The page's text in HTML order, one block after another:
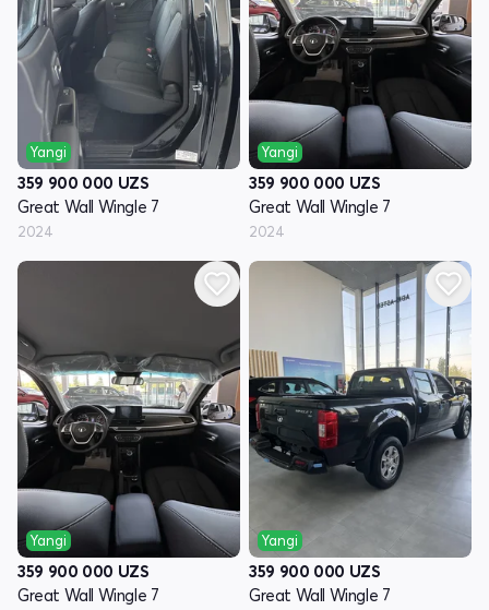
Yangi
359 900 000 UZS
Great Wall Wingle 7
2024
Yangi
359 900 000 UZS
Great Wall Wingle 7
2024
Yangi
359 900 000 UZS
Great Wall Wingle 7
Yangi
359 900 000 UZS
Great Wall Wingle 7